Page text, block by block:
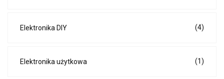
Elektronika DIY (4)
Elektronika użytkowa (1)